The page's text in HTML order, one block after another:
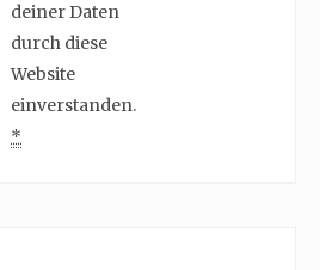
deiner Daten
durch diese
Website
einverstanden.
*